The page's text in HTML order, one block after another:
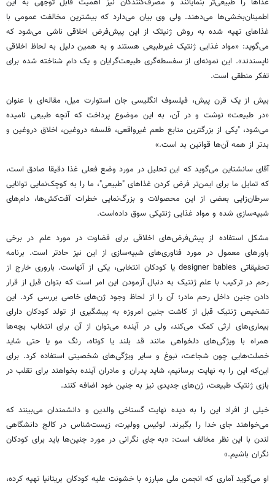
اطمینان‌بخشی‌ها می‌دهند. ولی وی بیان می‌دارد که بیشترین مخالفت عمومی با
غذاهای تهیه شده به روش ژنیتک از این پیش‌فرض اخلاقی ناشی می‌شود که
می‌گوید: «مواد غذایی ژنتیک غیرطبیعی هستند و به همین دلیل به لحاظ اخلاقی
ناپسندند». این نمونه‌ای از سفسطه‌گری طبیعت‌گرایان و یک دام شناخته شده برای
تفکر منطقی است.
بیش از یک قرن پیش، فیلسوف انگلیسی جان استوارت میل، مقاله‌ای با عنوان
«در طبیعت» نوشت و در آن، به این موضوع پرداخت که آنچه طبیعی نامیده
می‌شود، "یکی از بزرگترین منابع طعم غیرواقعی، فلسفه دروغین، اخلاق دروغین و
بدتر از همه آن‌ها قوانین بد است.»
آقای سانشتاین می‌گوید که این تحلیل در مورد وضع فعلی غذا دقیقا صادق است،
که تمایل ما برای ایمن‌تر فرض کردن غذاهای "طبیعی"، ما را به کوچک‌نمایی توانایی
سرطان‌زایی بعضی از این محصولات و بزرگ‌نمایی خطرات آفت‌کش‌ها، دام‌های
شبیه‌سازی شده و مواد غذایی ژنتیکی سوق داده‌است.
مشکل استفاده از پیش‌فرض‌های اخلاقی برای قضاوت در مورد علم در برخی
باورهای معمول در مورد فناوری‌های شبیه‌سازی از این نیز حادتر است. برنامه
تحقیقاتی designer babies یا کودکان انتخابی، یکی از آنهاست. باروری خارج از
رحم در ترکیب با علم ژنتیک به دنبال آزمودن این امر است که بتوان قبل از قرار
دادن جنین داخل رحم مادر؛ آن را از لحاظ وجود ژن‌های خاصی بررسی کرد. این
تشخیص ژنتیک قبل از کاشت جنین امروزه به پیشگیری از تولد کودکان دارای
بیماری‌های ارثی کمک می‌کند، ولی در آینده می‌توان از آن برای انتخاب بچه‌ها
همراه با ویژگی‌های دلخواهی مانند قد بلند یا کوتاه، رنگ مو یا حتی شاید
خصلت‌هایی چون شجاعت، نبوغ و سایر ویژگی‌های شخصیتی استفاده کرد. برای
این‌که این را به نهایت برسانیم، شاید پدران و مادران آینده بخواهند برای تقلب در
بازی ژنتیک طبیعت، ژن‌های جدیدی نیز به جنین خود اضافه کنند.
خیلی از افراد این را به دیده نهایت گستاخی والدین و دانشمندان می‌بینند که
می‌خواهند جای خدا را بگیرند. لوئیس وولپرت، زیست‌شناس در کالج دانشگاهی
لندن با این نظر مخالف است: «به جای نگرانی در مورد جنین‌ها باید برای کودکان
نگران باشیم.»
او می‌گوید آماری که انجمن ملی مبارزه با خشونت علیه کودکان بریتانیا تهیه کرده،